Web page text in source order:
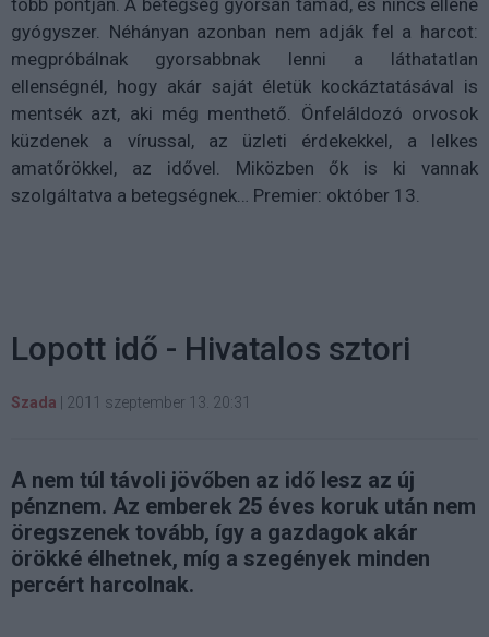
több pontján. A betegség gyorsan támad, és nincs ellene
gyógyszer. Néhányan azonban nem adják fel a harcot:
megpróbálnak gyorsabbnak lenni a láthatatlan
ellenségnél, hogy akár saját életük kockáztatásával is
mentsék azt, aki még menthető. Önfeláldozó orvosok
küzdenek a vírussal, az üzleti érdekekkel, a lelkes
amatőrökkel, az idővel. Miközben ők is ki vannak
szolgáltatva a betegségnek… Premier: október 13.
Lopott idő - Hivatalos sztori
Szada 2011 szeptember 13. 20:31
A nem túl távoli jövőben az idő lesz az új
pénznem. Az emberek 25 éves koruk után nem
öregszenek tovább, így a gazdagok akár
örökké élhetnek, míg a szegények minden
percért harcolnak.